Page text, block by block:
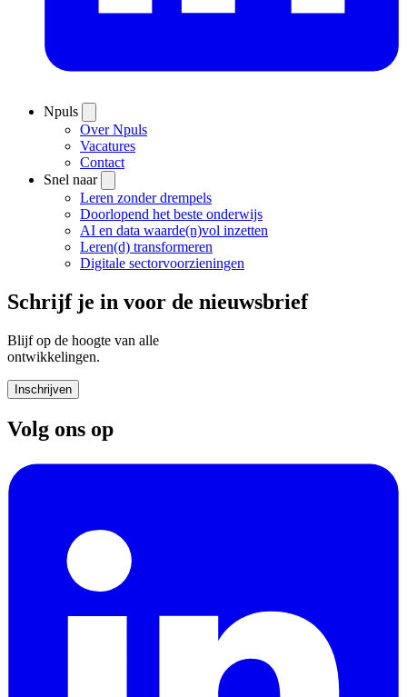
Npuls
Over Npuls
Vacatures
Contact
Snel naar
Leren zonder drempels
Doorlopend het beste onderwijs
AI en data waarde(n)vol inzetten
Leren(d) transformeren
Digitale sectorvoorzieningen
Schrijf je in voor de nieuwsbrief
Blijf op de hoogte van alle
ontwikkelingen.
Inschrijven
Volg ons op